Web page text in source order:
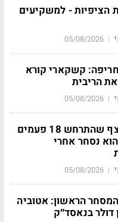
הציפיות - למשקיעים
|
05/08/2026
קשקארי קורא
הריבית
|
05/08/2026
הנאסד״ק רשם רצף שהתרחש 18 פעמים
נסחר אחרי
|
05/08/2026
ביום המסחר הראשון: אטוביה